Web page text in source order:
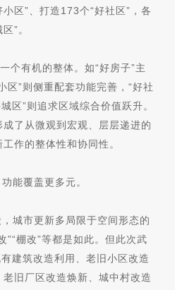
区”、打造173个“好社区”，各
”。
个有机的整体。如“好房子”主
区”则侧重配套功能完善，“好社
区”则追求区域综合价值跃升。
了从微观到宏观、层层递进的
作的整体性和协同性。
能覆盖更多元。
城市更新多局限于空间形态的
”“棚改”等都是如此。但此次武
建筑改造利用、老旧小区改造
旧厂区改造焕新、城中村改造